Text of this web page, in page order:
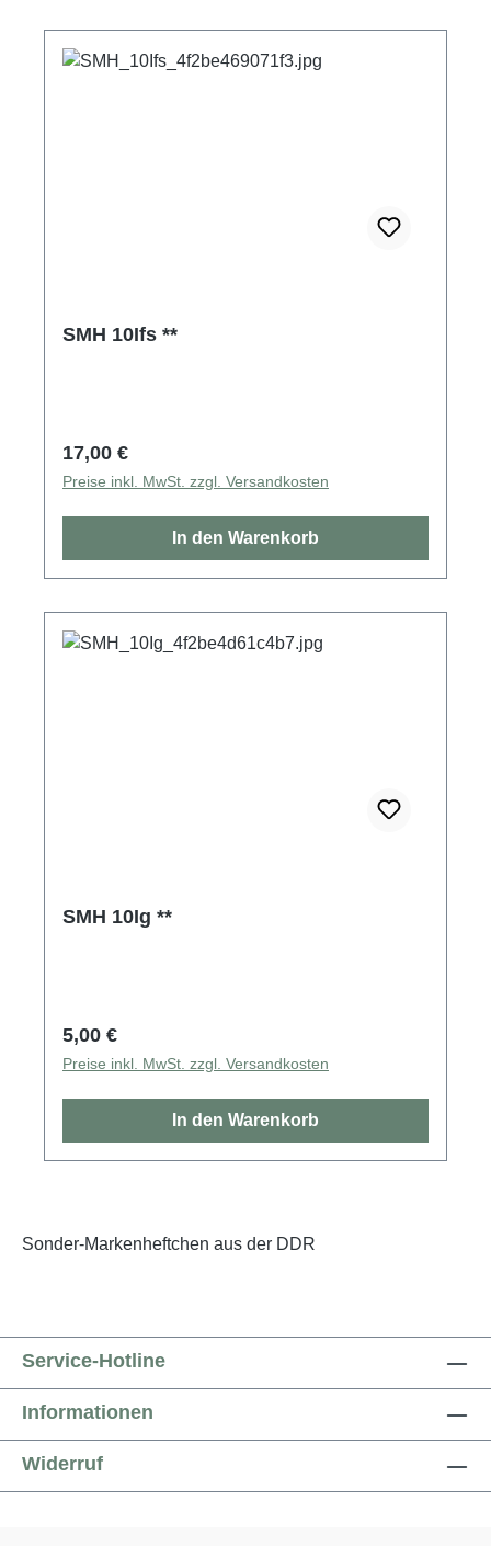
SMH 10Ifs **
Regulärer Preis:
17,00 €
Preise inkl. MwSt. zzgl. Versandkosten
In den Warenkorb
SMH 10Ig **
Regulärer Preis:
5,00 €
Preise inkl. MwSt. zzgl. Versandkosten
In den Warenkorb
Sonder-Markenheftchen aus der DDR
Service-Hotline
Informationen
Widerruf